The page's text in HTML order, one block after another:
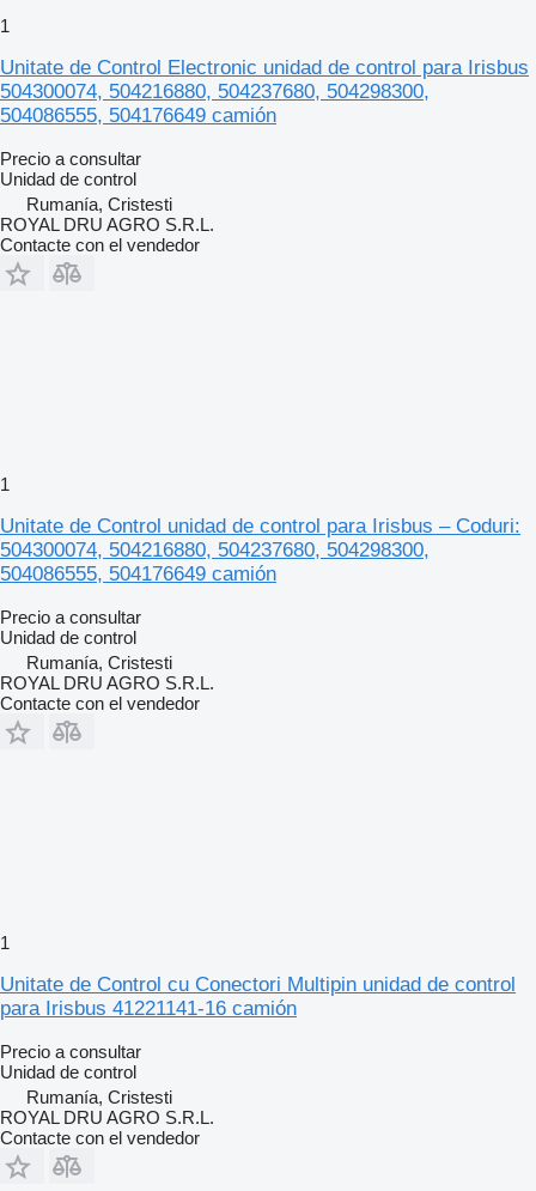
1
Unitate de Control Electronic unidad de control para Irisbus
504300074, 504216880, 504237680, 504298300,
504086555, 504176649 camión
Precio a consultar
Unidad de control
Rumanía, Cristesti
ROYAL DRU AGRO S.R.L.
Contacte con el vendedor
1
Unitate de Control unidad de control para Irisbus – Coduri:
504300074, 504216880, 504237680, 504298300,
504086555, 504176649 camión
Precio a consultar
Unidad de control
Rumanía, Cristesti
ROYAL DRU AGRO S.R.L.
Contacte con el vendedor
1
Unitate de Control cu Conectori Multipin unidad de control
para Irisbus 41221141-16 camión
Precio a consultar
Unidad de control
Rumanía, Cristesti
ROYAL DRU AGRO S.R.L.
Contacte con el vendedor